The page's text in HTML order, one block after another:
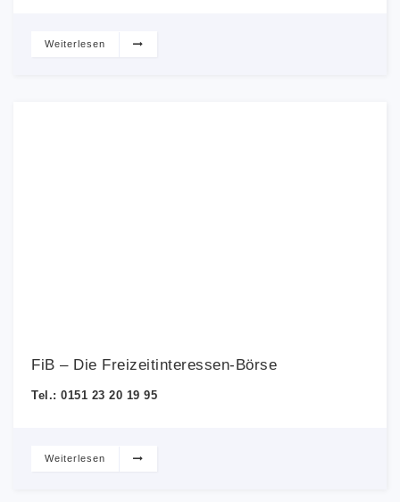
Weiterlesen
FiB – Die Freizeitinteressen-Börse
Tel.: 0151 23 20 19 95
Weiterlesen